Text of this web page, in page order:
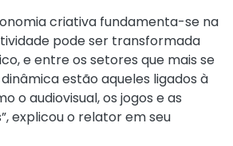
criativa fundamenta-se na
pode ser transformada
e entre os setores que mais se
estão aqueles ligados à
o audiovisual, os jogos e as
explicou o relator em seu